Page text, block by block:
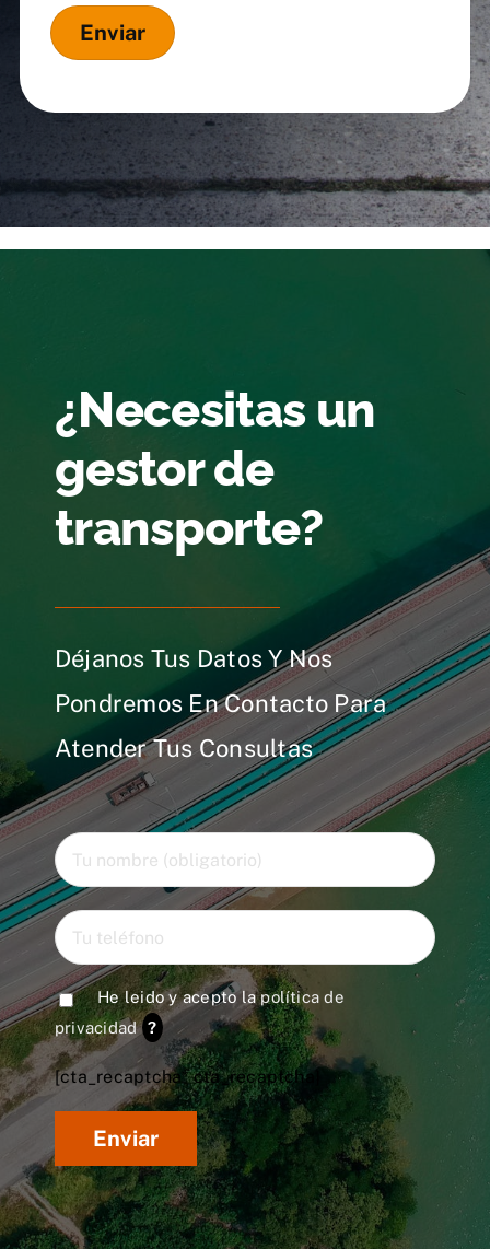
¿Necesitas un
gestor de
transporte?
Déjanos Tus Datos Y Nos
Pondremos En Contacto Para
Atender Tus Consultas
He leido y acepto lapolítica de
privacidad ?
[cta_recaptcha* cta_recaptcha]